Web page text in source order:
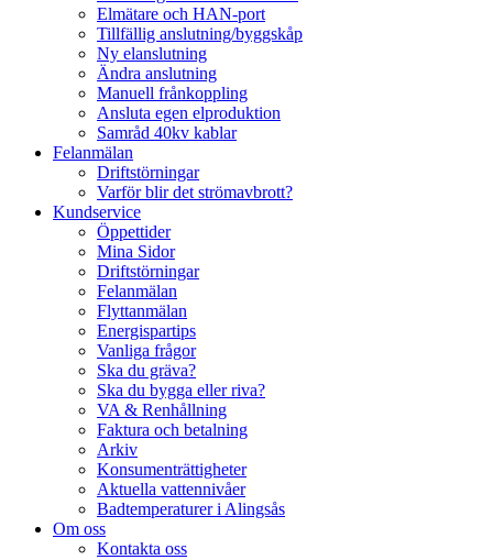
Elmätare och HAN-port
Tillfällig anslutning/byggskåp
Ny elanslutning
Ändra anslutning
Manuell frånkoppling
Ansluta egen elproduktion
Samråd 40kv kablar
Felanmälan
Driftstörningar
Varför blir det strömavbrott?
Kundservice
Öppettider
Mina Sidor
Driftstörningar
Felanmälan
Flyttanmälan
Energispartips
Vanliga frågor
Ska du gräva?
Ska du bygga eller riva?
VA & Renhållning
Faktura och betalning
Arkiv
Konsumenträttigheter
Aktuella vattennivåer
Badtemperaturer i Alingsås
Om oss
Kontakta oss